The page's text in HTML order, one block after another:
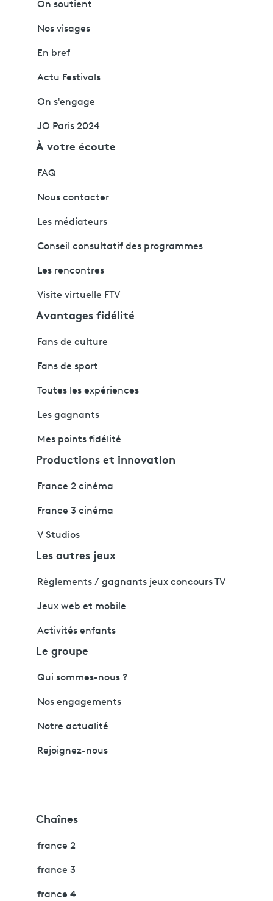
On soutient
Nos visages
En bref
Actu Festivals
On s'engage
JO Paris 2024
À votre écoute
FAQ
Nous contacter
Les médiateurs
Conseil consultatif des programmes
Les rencontres
Visite virtuelle FTV
Avantages fidélité
Fans de culture
Fans de sport
Toutes les expériences
Les gagnants
Mes points fidélité
Productions et innovation
France 2 cinéma
France 3 cinéma
V Studios
Les autres jeux
Règlements / gagnants jeux concours TV
Jeux web et mobile
Activités enfants
Le groupe
Qui sommes-nous ?
Nos engagements
Notre actualité
Rejoignez-nous
Chaînes
france 2
france 3
france 4